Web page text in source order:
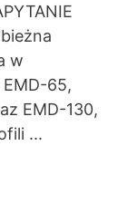
w
65,
EMD-130,
...